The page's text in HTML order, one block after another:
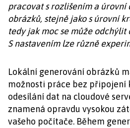
pracovat s rozlišením a
obrázků, stejně jako s úrovní
tedy jak moc se může odchýlit
S nastavením lze různě
Lokální generování obrázků
možnosti práce bez připojení
odesílání dat na cloudové
znamená opravdu vysokou
vašeho počítače. Během